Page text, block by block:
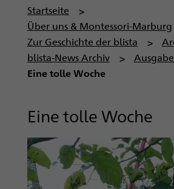
P
f
a
d
n
g
a
t
Startseite
Über uns & Montessori-Marburg
Zur Geschichte der blista
blista-News Archiv
Eine tolle Woche
Eine tolle Woche